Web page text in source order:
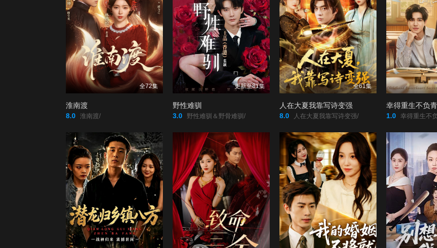
全72集
淮南渡
8.0 淮南渡/
更新至81集
野性难驯
3.0 野性难驯＆野骨难驯/
全61集
人在大夏我靠写诗变强
8.0 人在大夏我靠写诗变强/
幸得重生不负
1.0 幸得重生不